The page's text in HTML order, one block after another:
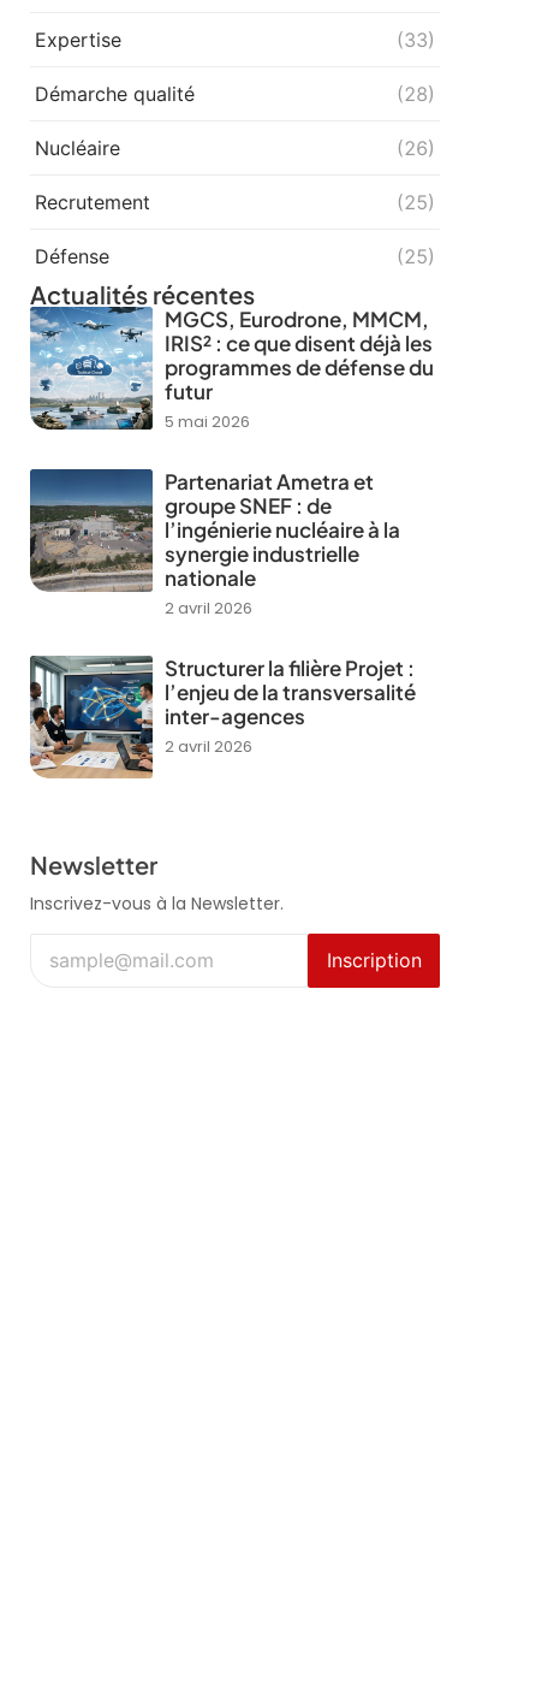
Expertise (33)
Démarche qualité (28)
Nucléaire (26)
Recrutement (25)
Défense (25)
Actualités récentes
MGCS, Eurodrone, MMCM,
IRIS² : ce que disent déjà les
programmes de défense du
futur
5 mai 2026
Partenariat Ametra et
groupe SNEF : de
l’ingénierie nucléaire à la
synergie industrielle
nationale
2 avril 2026
Structurer la filière Projet :
l’enjeu de la transversalité
inter-agences
2 avril 2026
Newsletter
Inscrivez-vous à la Newsletter.
Inscription